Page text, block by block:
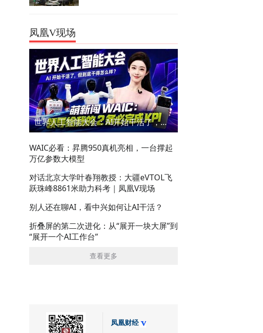
凤凰V现场
世界人工智能大会：AI开始干活了，但到底干的怎么样？萌新闯WAIC
WAIC必看：昇腾950真机亮相，一台撑起
万亿参数大模型
对话北京大学叶春翔教授：大疆eVTOL飞
跃珠峰8861米助力科考｜凤凰V现场
别人还在聊AI，看中兴如何让AI干活？
折叠屏的第二次进化：从“展开一块大屏”到
“展开一个AI工作台”
查看更多
凤凰财经